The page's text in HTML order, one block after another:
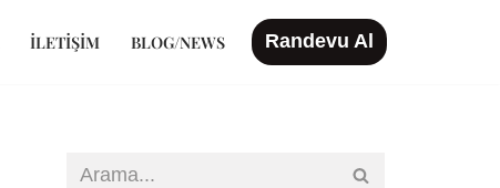
İLETIŞIM BLOG/NEWS Randevu Al